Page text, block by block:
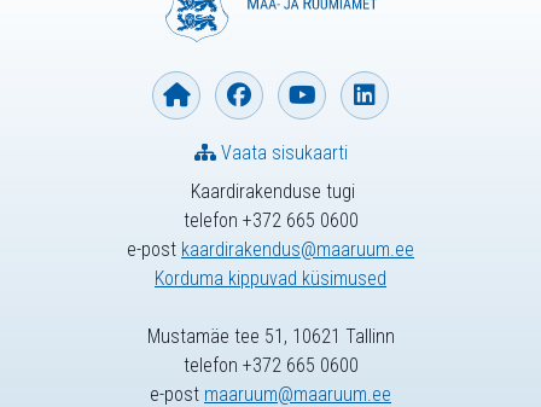
Kaardirakenduse tugi
telefon +372 665 0600
e-post kaardirakendus@maaruum.ee
Korduma kippuvad küsimused
Vaata sisukaarti
Mustamäe tee 51, 10621 Tallinn
telefon +372 665 0600
e-post maaruum@maaruum.ee